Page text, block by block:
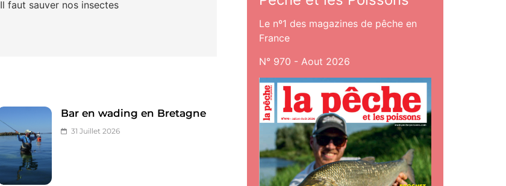
Il faut sauver nos insectes
Bar en wading en Bretagne
31 Juillet 2026
Le nº1 des magazines de pêche en
France
N° 970 - Aout 2026